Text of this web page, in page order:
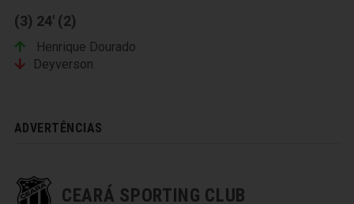
(3) 24' (2)
Henrique Dourado
Deyverson
ADVERTÊNCIAS
CEARÁ SPORTING CLUB